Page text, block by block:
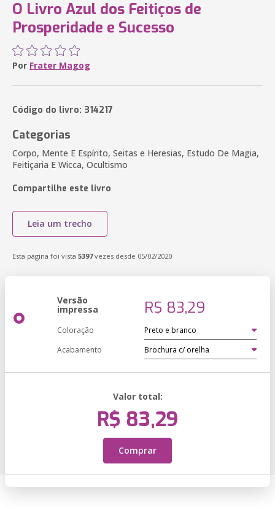
O Livro Azul dos Feitiços de
Prosperidade e Sucesso
Por Frater Magog
Código do livro: 314217
Categorias
Corpo, Mente E Espírito, Seitas e Heresias, Estudo De Magia,
Feitiçaria E Wicca, Ocultismo
Compartilhe este livro
Leia um trecho
Esta página foi vista 5397vezes desde 05/02/2020
Versão
impressa R$ 83,29
Coloração
Acabamento
Valor total:
R$ 83,29
Comprar